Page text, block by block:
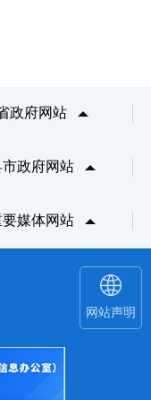
政府网站
市政府网站
要媒体网站
网站声明